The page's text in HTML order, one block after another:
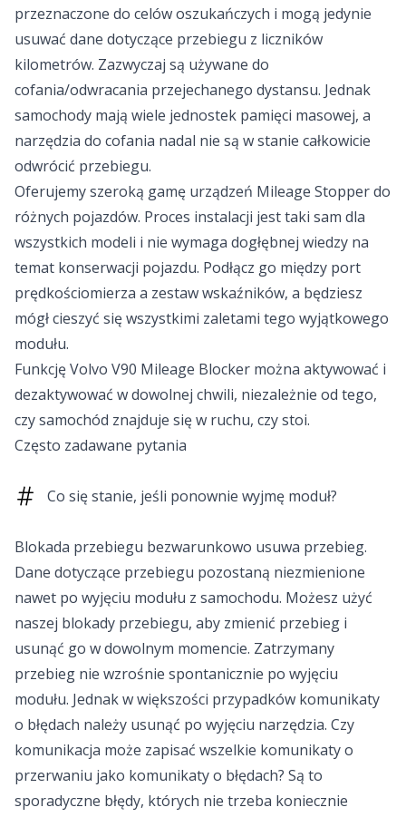
przeznaczone do celów oszukańczych i mogą jedynie
usuwać dane dotyczące przebiegu z liczników
kilometrów. Zazwyczaj są używane do
cofania/odwracania przejechanego dystansu. Jednak
samochody mają wiele jednostek pamięci masowej, a
narzędzia do cofania nadal nie są w stanie całkowicie
odwrócić przebiegu.
Oferujemy szeroką gamę urządzeń Mileage Stopper do
różnych pojazdów. Proces instalacji jest taki sam dla
wszystkich modeli i nie wymaga dogłębnej wiedzy na
temat konserwacji pojazdu. Podłącz go między port
prędkościomierza a zestaw wskaźników, a będziesz
mógł cieszyć się wszystkimi zaletami tego wyjątkowego
modułu.
Funkcję Volvo V90 Mileage Blocker można aktywować i
dezaktywować w dowolnej chwili, niezależnie od tego,
czy samochód znajduje się w ruchu, czy stoi.
Często zadawane pytania
Co się stanie, jeśli ponownie wyjmę moduł?
Blokada przebiegu bezwarunkowo usuwa przebieg.
Dane dotyczące przebiegu pozostaną niezmienione
nawet po wyjęciu modułu z samochodu. Możesz użyć
naszej blokady przebiegu, aby zmienić przebieg i
usunąć go w dowolnym momencie. Zatrzymany
przebieg nie wzrośnie spontanicznie po wyjęciu
modułu. Jednak w większości przypadków komunikaty
o błędach należy usunąć po wyjęciu narzędzia. Czy
komunikacja może zapisać wszelkie komunikaty o
przerwaniu jako komunikaty o błędach? Są to
sporadyczne błędy, których nie trzeba koniecznie